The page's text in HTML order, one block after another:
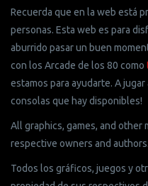
Recuerda que en la web está
personas. Esta web es para
aburrido pasar un buen
con los Arcade de los 80 como
estamos para ayudarte. A
consolas que hay disponibles!
All graphics, games, and other
respective owners and authors.